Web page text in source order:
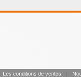
Les conditions de ventes |